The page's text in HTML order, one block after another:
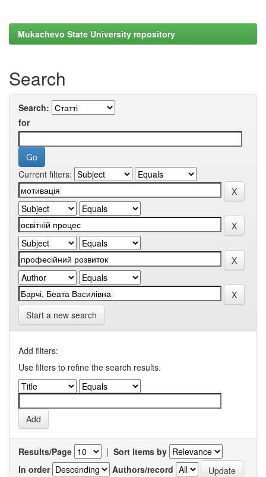
Mukachevo State University repository
Search
Search:
for
Current filters:
Start a new search
Add filters:
Use filters to refine the search results.
Results/Page | Sort items by
In order
Authors/record